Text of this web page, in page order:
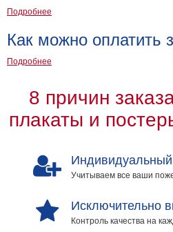
Подробнее
Как можно оплатить
Подробнее
8 причин
плакаты и
Учитываем все ваши
Исключительно
Контроль качества на